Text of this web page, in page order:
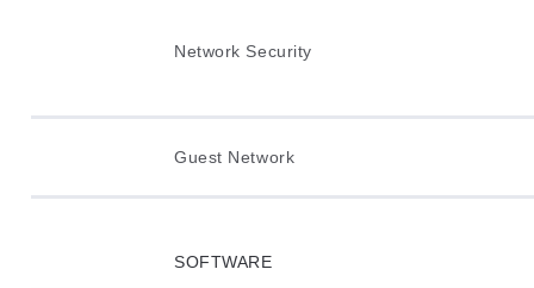
Network Security
Guest Network
SOFTWARE